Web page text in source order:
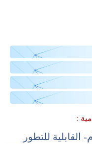
:
القابلية للتطور